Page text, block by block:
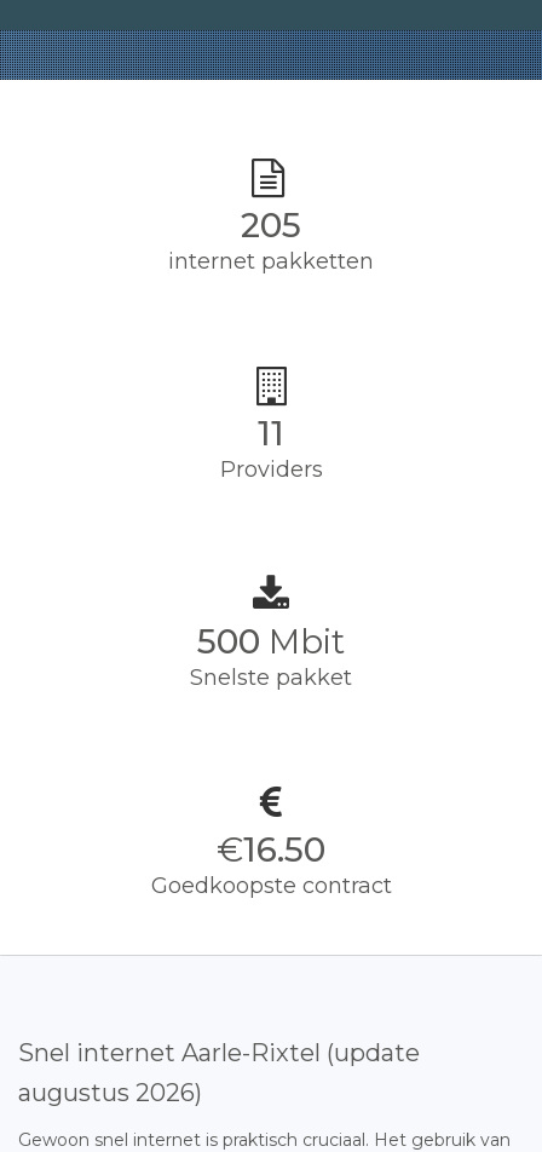
205
internet pakketten
11
Providers
500 Mbit
Snelste pakket
€16.50
Goedkoopste contract
Snel internet Aarle-Rixtel (update
augustus 2026)
Gewoon snel internet is praktisch cruciaal. Het gebruik van